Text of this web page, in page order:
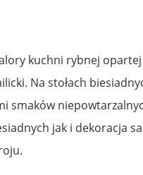
kuchni rybnej
Na stołach
jak i dekoracja